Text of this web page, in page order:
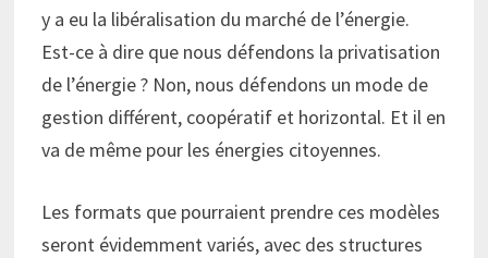
y a eu la libéralisation du marché de l’énergie.
Est-ce à dire que nous défendons la privatisation
de l’énergie ? Non, nous défendons un mode de
gestion différent, coopératif et horizontal. Et il en
va de même pour les énergies citoyennes.
Les formats que pourraient prendre ces modèles
seront évidemment variés, avec des structures